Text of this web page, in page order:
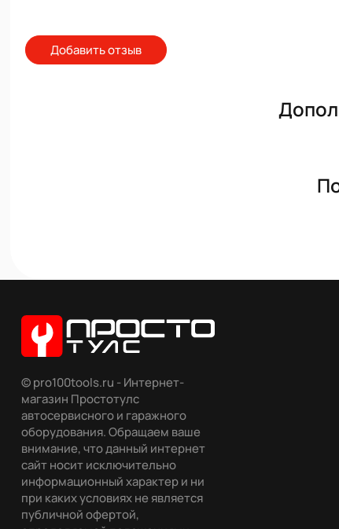
Добавить отзыв
© pro100tools.ru - Интернет-
магазин Простотулс
автосервисного и гаражного
оборудования. Обращаем ваше
внимание, что данный интернет
сайт носит исключительно
информационный характер и ни
при каких условиях не является
публичной офертой,